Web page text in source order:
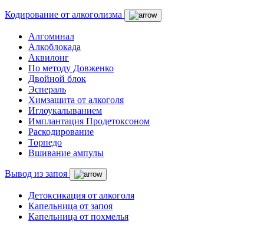
Кодирование от алкоголизма
Алгоминал
Алкоблокада
Аквилонг
По методу Довженко
Двойной блок
Эспераль
Химзащита от алкоголя
Иглоукалыванием
Имплантация Продетоксоном
Раскодирование
Торпедо
Вшивание ампулы
Вывод из запоя
Детоксикация от алкоголя
Капельница от запоя
Капельница от похмелья